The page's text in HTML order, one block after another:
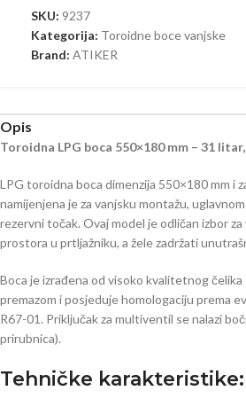
SKU: 9237
Kategorija: Toroidne boce vanjske
Brand: ATIKER
Opis
Toroidna LPG boca 550×180 mm – 31
LPG toroidna boca dimenzija 550×180 mm i
namijenjena je za vanjsku montažu,
rezervni točak. Ovaj model je odličan izbor
prostora u prtljažniku, a žele zadržati
Boca je izrađena od visoko kvalitetnog
premazom i posjeduje homologaciju prema
R67-01. Priključak za multiventil se nalazi
prirubnica).
Tehničke karakteristike: